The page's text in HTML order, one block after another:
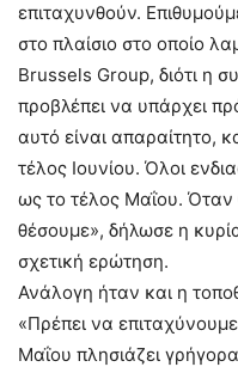
επιταχυνθούν.
στο πλαίσιο στο οποίο
Brussels Group, διότι η
προβλέπει να υπάρχει
αυτό είναι απαραίτητο,
τέλος Ιουνίου. Όλοι
ως το τέλος Μαΐου. Όταν
θέσουμε», δήλωσε η
σχετική ερώτηση.
Ανάλογη ήταν και η
«Πρέπει να
Μαΐου πλησιάζει